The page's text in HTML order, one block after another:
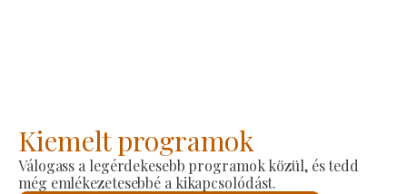
Kiemelt programok
Válogass a legérdekesebb programok közül, és tedd
még emlékezetesebbé a kikapcsolódást.